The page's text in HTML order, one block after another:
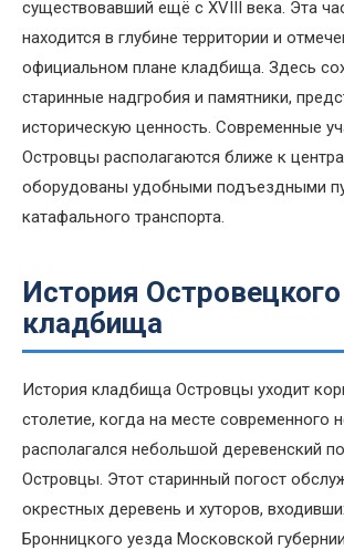
существовавший ещё с XVIII века. Эта
находится в глубине территории и
официальном плане кладбища. Здесь
старинные надгробия и памятники,
историческую ценность. Современные
Островцы располагаются ближе к
оборудованы удобными подъездными
катафального транспорта.
История Островецкого
кладбища
История кладбища Островцы уходит
столетие, когда на месте современного
располагался небольшой деревенский
Островцы. Этот старинный погост
окрестных деревень и хуторов,
Бронницкого уезда Московской